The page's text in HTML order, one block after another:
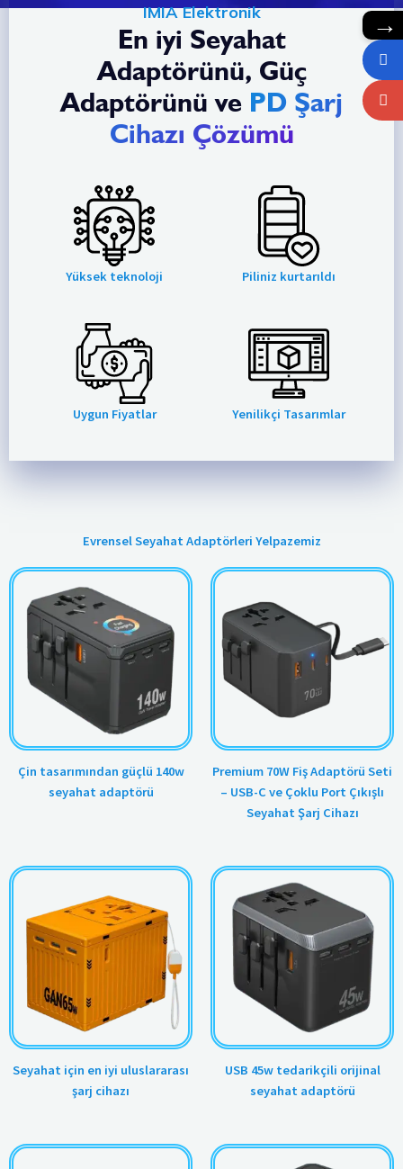
IMIA Elektronik
En iyi Seyahat
Adaptörünü, Güç
Adaptörünü ve PD Şarj
Cihazı Çözümü
Yüksek teknoloji Piliniz kurtarıldı
Uygun Fiyatlar Yenilikçi Tasarımlar
Evrensel Seyahat Adaptörleri Yelpazemiz
Çin tasarımından güçlü 140w
seyahat adaptörü
Premium 70W Fiş Adaptörü Seti
– USB-C ve Çoklu Port Çıkışlı
Seyahat Şarj Cihazı
Seyahat için en iyi uluslararası
şarj cihazı
USB 45w tedarikçili orijinal
seyahat adaptörü
→